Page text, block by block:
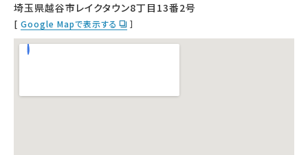
埼玉県越谷市レイクタウン8丁目13番2号
[ Google Mapで表示する ］